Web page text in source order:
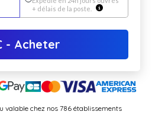
+ délais de la poste.
- Acheter
valable chez nos 786 établissements